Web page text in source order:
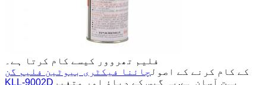
فلیم تھروور کیسے کام کرتا ہے۔
کے کام کرنے کے اصول چائنا فیکٹری بیوٹین فلیم گن
KLL-9002D بہت آسان ہے.یہ گیس کے دباؤ اور متغیر